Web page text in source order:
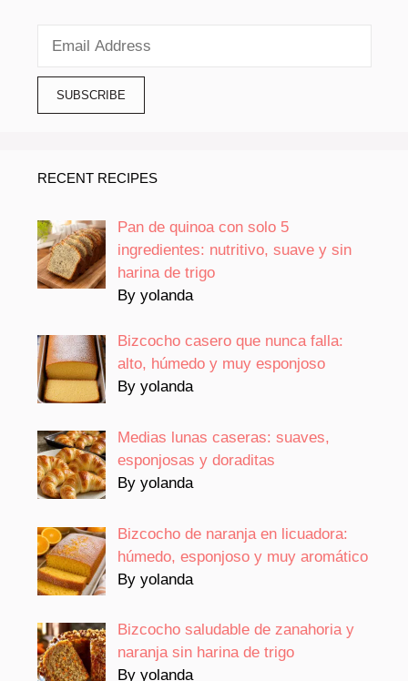
RECENT RECIPES
Pan de quinoa con solo 5
ingredientes: nutritivo, suave y sin
harina de trigo
By yolanda
Bizcocho casero que nunca falla:
alto, húmedo y muy esponjoso
By yolanda
Medias lunas caseras: suaves,
esponjosas y doraditas
By yolanda
Bizcocho de naranja en licuadora:
húmedo, esponjoso y muy aromático
By yolanda
Bizcocho saludable de zanahoria y
naranja sin harina de trigo
By yolanda